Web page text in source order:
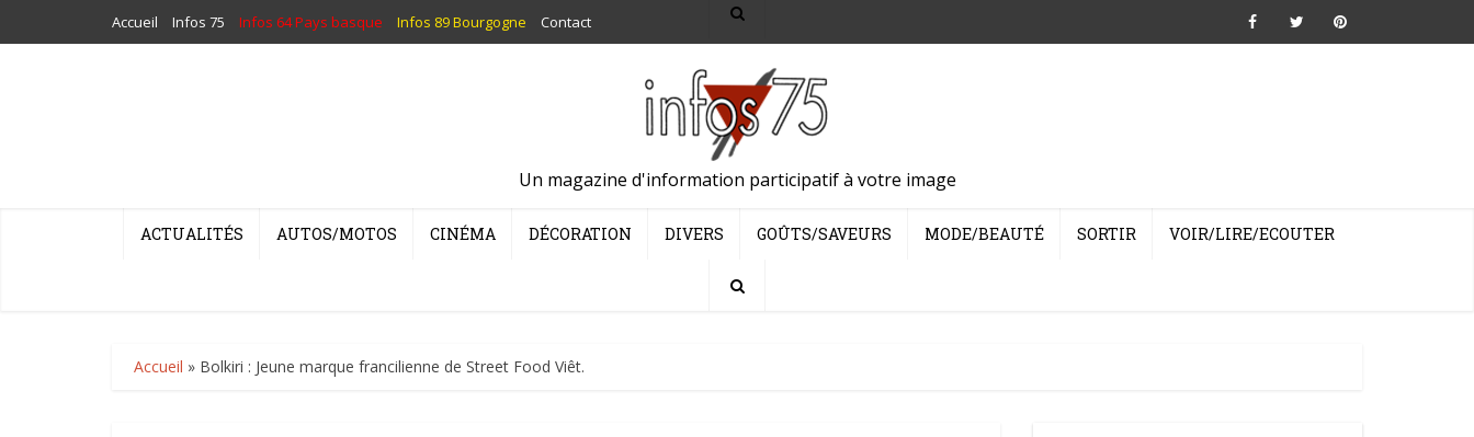
Accueil Infos 75 Infos 64 Pays basque Infos 89 Bourgogne Contact
Un magazine d'information participatif à votre image
ACTUALITÉS AUTOS/MOTOS CINÉMA DÉCORATION DIVERS GOÛTS/SAVEURS MODE/BEAUTÉ SORTIR VOIR/LIRE/ECOUTER
Accueil » Bolkiri : Jeune marque francilienne de Street Food Viêt.